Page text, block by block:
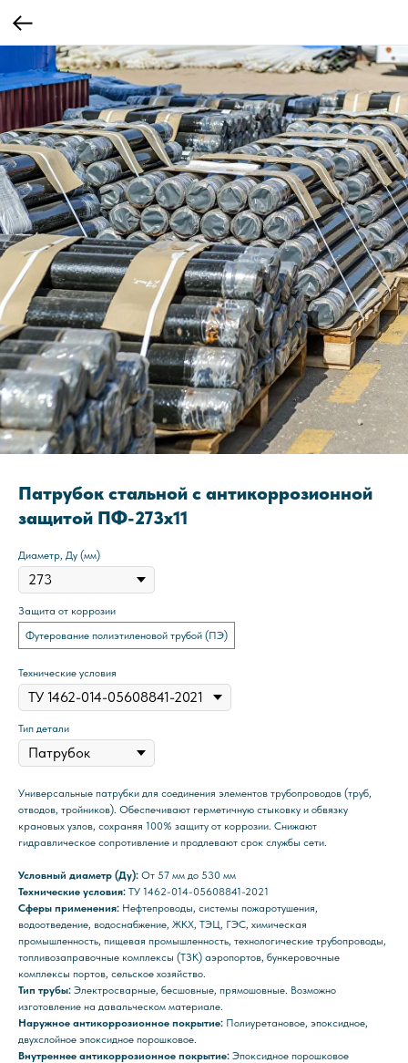
Патрубок стальной с антикоррозионной
защитой ПФ-273x11
Диаметр, Ду (мм)
Защита от коррозии
Футерование полиэтиленовой трубой (ПЭ)
Технические условия
Тип детали
Универсальные патрубки для соединения элементов трубопроводов (труб,
отводов, тройников). Обеспечивают герметичную стыковку и обвязку
крановых узлов, сохраняя 100% защиту от коррозии. Снижают
гидравлическое сопротивление и продлевают срок службы сети.
Условный диаметр (Ду): От 57 мм до 530 мм
Технические условия: ТУ 1462-014-05608841-2021
Сферы применения: Нефтепроводы, системы пожаротушения,
водоотведение, водоснабжение, ЖКХ, ТЭЦ, ГЭС, химическая
промышленность, пищевая промышленность, технологические трубопроводы,
топливозаправочные комплексы (ТЗК) аэропортов, бункеровочные
комплексы портов, сельское хозяйство.
Тип трубы: Электросварные, бесшовные, прямошовные. Возможно
изготовление на давальческом материале.
Наружное антикоррозионное покрытие: Полиуретановое, эпоксидное,
двухслойное эпоксидное порошковое.
Внутреннее антикоррозионное покрытие: Эпоксидное порошковое